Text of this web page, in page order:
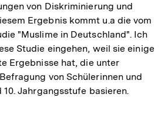
von Diskriminierung und
Ergebnis kommt u.a die vom
"Muslime in Deutschland". Ich
Studie eingehen, weil sie einige
Ergebnisse hat, die unter
von Schülerinnen und
10. Jahrgangsstufe basieren.